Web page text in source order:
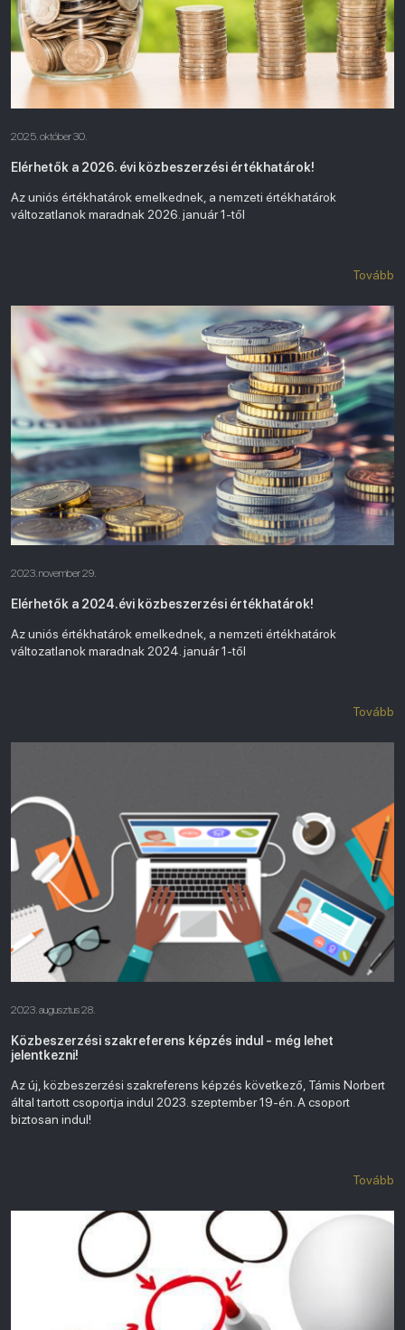
2025. október 30.
Elérhetők a 2026. évi közbeszerzési értékhatárok!
Az uniós értékhatárok emelkednek, a nemzeti értékhatárok
változatlanok maradnak 2026. január 1-től
Tovább
2023. november 29.
Elérhetők a 2024.évi közbeszerzési értékhatárok!
Az uniós értékhatárok emelkednek, a nemzeti értékhatárok
változatlanok maradnak 2024. január 1-től
Tovább
2023. augusztus 28.
Közbeszerzési szakreferens képzés indul - még lehet
jelentkezni!
Az új, közbeszerzési szakreferens képzés következő, Támis Norbert
által tartott csoportja indul 2023. szeptember 19-én. A csoport
biztosan indul!
Tovább